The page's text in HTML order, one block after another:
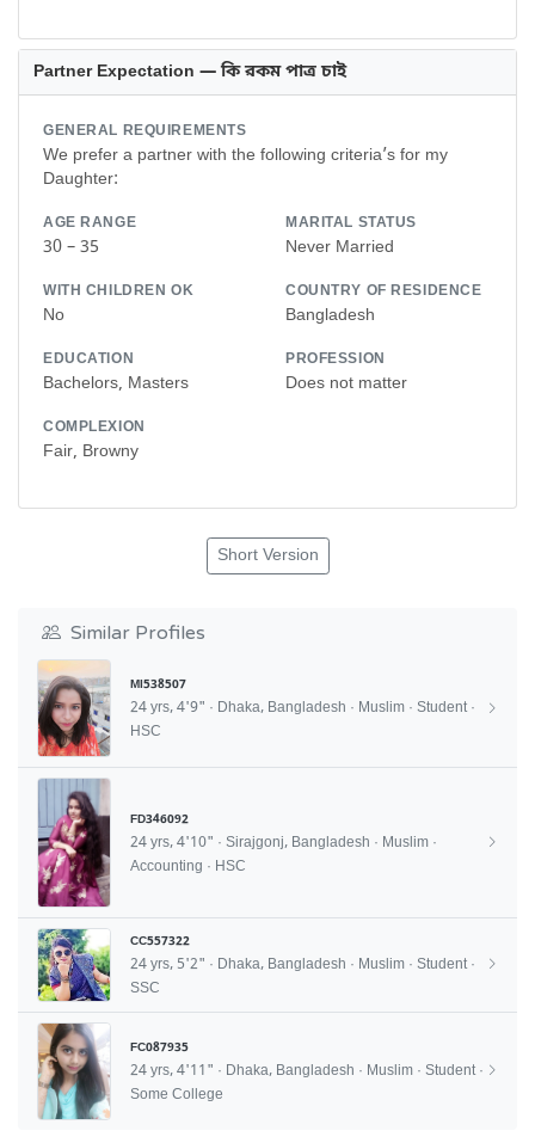
Partner Expectation — কি রকম পাত্র চাই
GENERAL REQUIREMENTS
We prefer a partner with the following criteria’s for my
Daughter:
AGE RANGE
30 – 35
MARITAL STATUS
Never Married
WITH CHILDREN OK
No
COUNTRY OF RESIDENCE
Bangladesh
EDUCATION
Bachelors, Masters
PROFESSION
Does not matter
COMPLEXION
Fair, Browny
Short Version
Similar Profiles
MI538507
24 yrs, 4'9" · Dhaka, Bangladesh · Muslim · Student ·
HSC
FD346092
24 yrs, 4'10" · Sirajgonj, Bangladesh · Muslim ·
Accounting · HSC
CC557322
24 yrs, 5'2" · Dhaka, Bangladesh · Muslim · Student ·
SSC
FC087935
24 yrs, 4'11" · Dhaka, Bangladesh · Muslim · Student ·
Some College